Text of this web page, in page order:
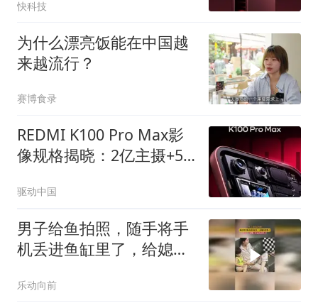
广角
快科技
为什么漂亮饭能在中国越
来越流行？
赛博食录
REDMI K100 Pro Max影
像规格揭晓：2亿主摄+5X
满"
驱动中国
男子给鱼拍照，随手将手
机丢进鱼缸里了，给媳妇
乐动向前